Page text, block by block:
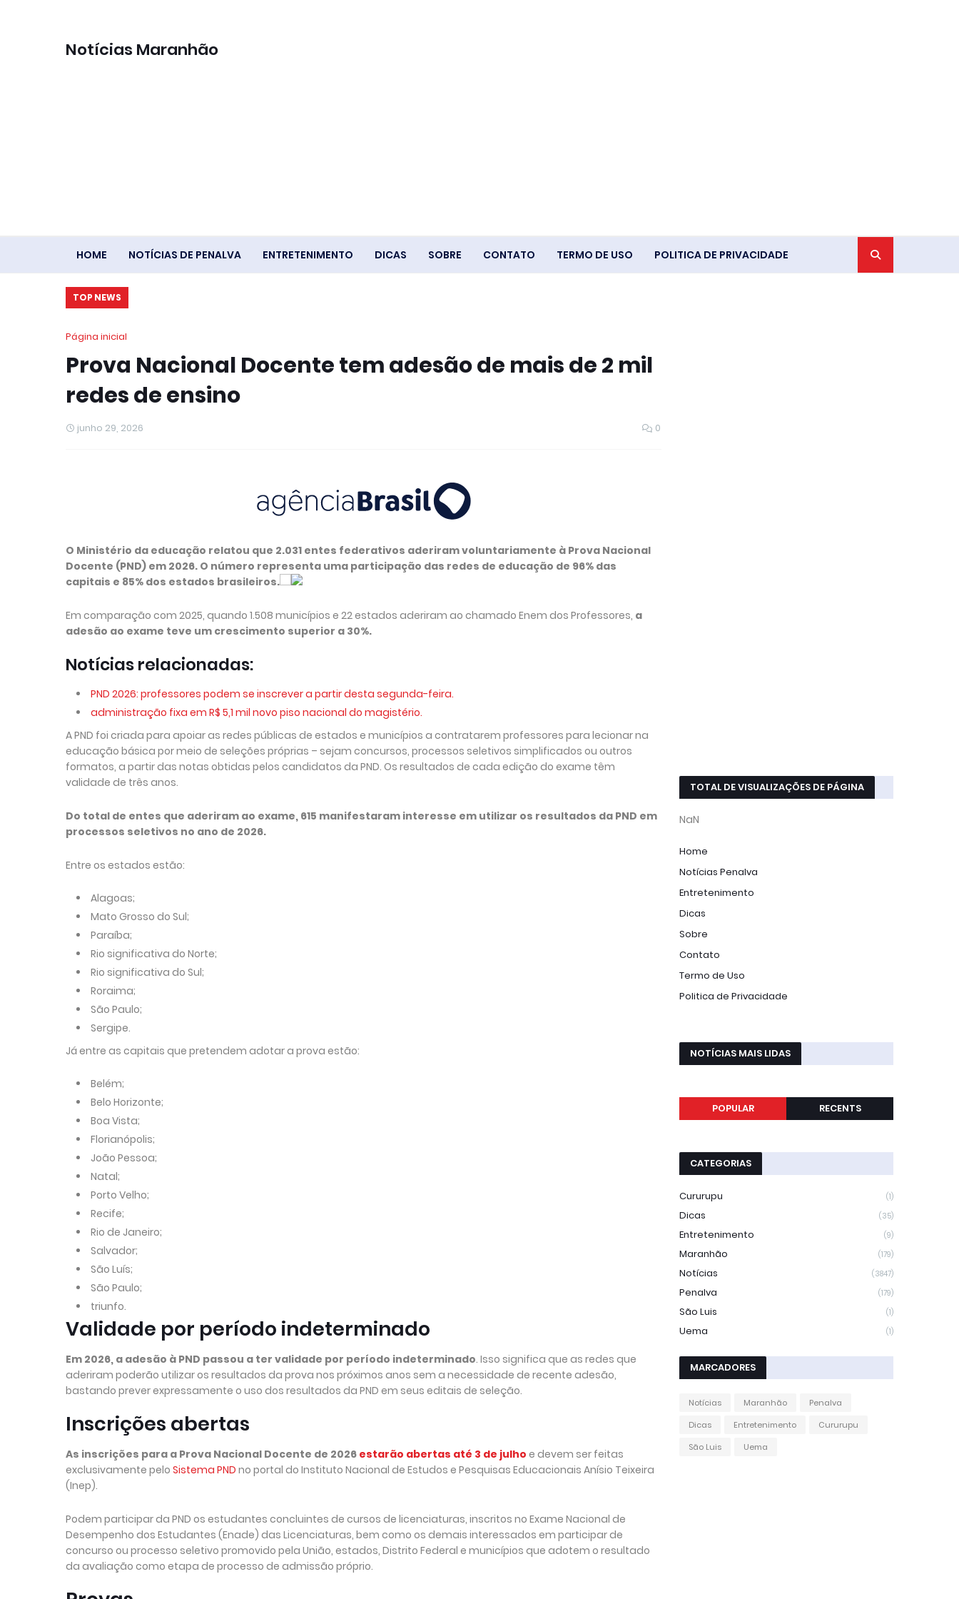
Notícias Maranhão
HOME NOTÍCIAS DE PENALVA ENTRETENIMENTO DICAS SOBRE CONTATO TERMO DE USO POLITICA DE PRIVACIDADE
TOP NEWS
Página inicial
Prova Nacional Docente tem adesão de mais de 2 mil
redes de ensino
junho 29, 2026 0
O Ministério da educação relatou que 2.031 entes federativos aderiram voluntariamente à Prova Nacional
Docente (PND) em 2026. O número representa uma participação das redes de educação de 96% das
capitais e 85% dos estados brasileiros.
Em comparação com 2025, quando 1.508 municípios e 22 estados aderiram ao chamado Enem dos Professores, a
adesão ao exame teve um crescimento superior a 30%.
Notícias relacionadas:
PND 2026: professores podem se inscrever a partir desta segunda-feira.
administração fixa em R$ 5,1 mil novo piso nacional do magistério.
A PND foi criada para apoiar as redes públicas de estados e municípios a contratarem professores para lecionar na
educação básica por meio de seleções próprias – sejam concursos, processos seletivos simplificados ou outros
formatos, a partir das notas obtidas pelos candidatos da PND. Os resultados de cada edição do exame têm
validade de três anos.
Do total de entes que aderiram ao exame, 615 manifestaram interesse em utilizar os resultados da PND em
processos seletivos no ano de 2026.
Entre os estados estão:
Alagoas;
Mato Grosso do Sul;
Paraíba;
Rio significativa do Norte;
Rio significativa do Sul;
Roraima;
São Paulo;
Sergipe.
Já entre as capitais que pretendem adotar a prova estão:
Belém;
Belo Horizonte;
Boa Vista;
Florianópolis;
João Pessoa;
Natal;
Porto Velho;
Recife;
Rio de Janeiro;
Salvador;
São Luís;
São Paulo;
triunfo.
Validade por período indeterminado
Em 2026, a adesão à PND passou a ter validade por período indeterminado. Isso significa que as redes que
aderiram poderão utilizar os resultados da prova nos próximos anos sem a necessidade de recente adesão,
bastando prever expressamente o uso dos resultados da PND em seus editais de seleção.
Inscrições abertas
As inscrições para a Prova Nacional Docente de 2026 estarão abertas até 3 de julho e devem ser feitas
exclusivamente pelo Sistema PND no portal do Instituto Nacional de Estudos e Pesquisas Educacionais Anísio Teixeira
(Inep).
Podem participar da PND os estudantes concluintes de cursos de licenciaturas, inscritos no Exame Nacional de
Desempenho dos Estudantes (Enade) das Licenciaturas, bem como os demais interessados em participar de
concurso ou processo seletivo promovido pela União, estados, Distrito Federal e municípios que adotem o resultado
da avaliação como etapa de processo de admissão próprio.
TOTAL DE VISUALIZAÇÕES DE PÁGINA
NaN
Home
Notícias Penalva
Entretenimento
Dicas
Sobre
Contato
Termo de Uso
Politica de Privacidade
NOTÍCIAS MAIS LIDAS
POPULAR RECENTS
CATEGORIAS
Cururupu (1)
Dicas (35)
Entretenimento (9)
Maranhão (179)
Notícias (3847)
Penalva (179)
São Luis (1)
Uema (1)
MARCADORES
Notícias Maranhão
Penalva
Dicas
Entretenimento
Cururupu
São Luis
Uema